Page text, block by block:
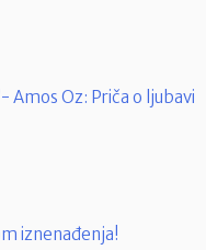
Amos Oz: Priča o ljubavi
iznenađenja!